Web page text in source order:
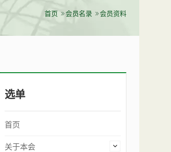
首页 会员名录 会员资料
选单
首页
关于本会